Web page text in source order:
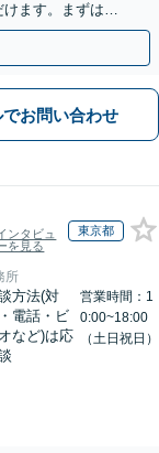
ます。まずは一
でお問い合わせ
ンタビュ
を見る
東京都
所
方法(対
電話・ビ
など)は応
営業時間：1
0:00~18:00
（土日祝日）